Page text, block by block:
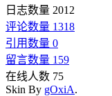
日志数量 2012
评论数量 1318
引用数量 0
留言数量 159
在线人数 75
Skin By gOxiA.